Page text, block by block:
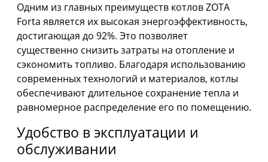
Одним из главных преимуществ котлов ZOTA
Forta является их высокая энергоэффективность,
достигающая до 92%. Это позволяет
существенно снизить затраты на отопление и
сэкономить топливо. Благодаря использованию
современных технологий и материалов, котлы
обеспечивают длительное сохранение тепла и
равномерное распределение его по помещению.
Удобство в эксплуатации и
обслуживании